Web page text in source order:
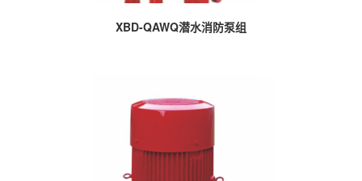
XBD-QAWQ潜水消防泵组